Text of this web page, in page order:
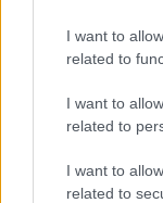
I want to
related to
I want to
related to
I want to
related to